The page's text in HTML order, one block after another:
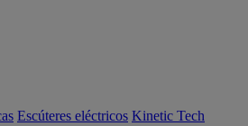
Escúteres eléctricos Kinetic Tech